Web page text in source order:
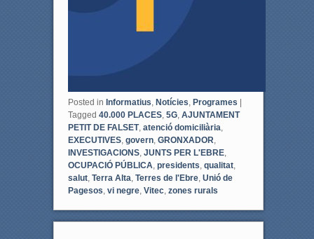
Posted in Informatius, Notícies, Programes
Tagged 40.000 PLACES, 5G, AJUNTAMENT
PETIT DE FALSET, atenció domiciliària,
EXECUTIVES, govern, GRONXADOR,
INVESTIGACIONS, JUNTS PER L'EBRE,
OCUPACIÓ PÚBLICA, presidents, qualitat,
salut, Terra Alta, Terres de l'Ebre, Unió de
Pagesos, vi negre, Vitec, zones rurals